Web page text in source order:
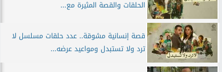
الحلقات والقصة المثيرة مع...
قصة إنسانية مشوقة.. عدد حلقات مسلسل لا
ترد ولا تستبدل ومواعيد عرضه...